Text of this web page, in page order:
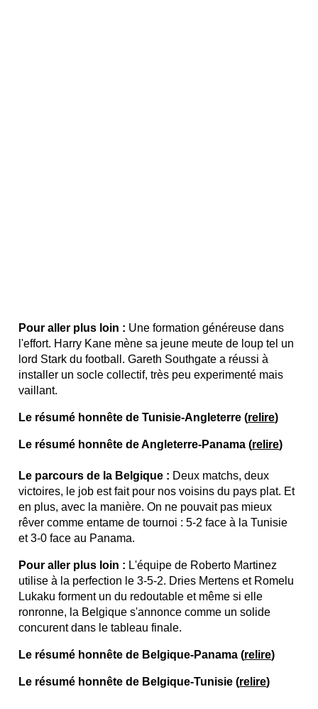
Pour aller plus loin : Une formation généreuse dans
l'effort. Harry Kane mène sa jeune meute de loup tel un
lord Stark du football. Gareth Southgate a réussi à
installer un socle collectif, très peu experimenté mais
vaillant.
Le résumé honnête de Tunisie-Angleterre (relire)
Le résumé honnête de Angleterre-Panama (relire)
Le parcours de la Belgique : Deux matchs, deux
victoires, le job est fait pour nos voisins du pays plat. Et
en plus, avec la manière. On ne pouvait pas mieux
rêver comme entame de tournoi : 5-2 face à la Tunisie
et 3-0 face au Panama.
Pour aller plus loin : L'équipe de Roberto Martinez
utilise à la perfection le 3-5-2. Dries Mertens et Romelu
Lukaku forment un du redoutable et même si elle
ronronne, la Belgique s'annonce comme un solide
concurent dans le tableau finale.
Le résumé honnête de Belgique-Panama (relire)
Le résumé honnête de Belgique-Tunisie (relire)